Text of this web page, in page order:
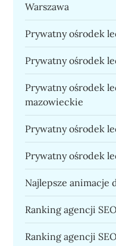
Warszawa
Prywatny ośrodek
Prywatny ośrodek
Prywatny ośrodek
mazowieckie
Prywatny ośrodek
Prywatny ośrodek
Najlepsze animacje
Ranking agencji
Ranking agencji